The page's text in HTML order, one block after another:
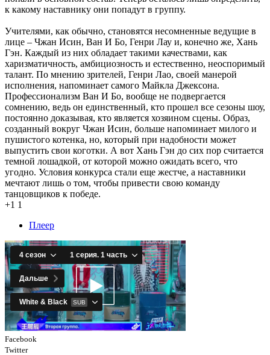
к какому наставнику они попадут в группу.
Учителями, как обычно, становятся несомненные ведущие в
лице – Чжан Исин, Ван И Бо, Генри Лау и, конечно же, Хань
Гэн. Каждый из них обладает такими качествами, как
харизматичность, амбициозность и естественно, неоспоримый
талант. По мнению зрителей, Генри Лао, своей манерой
исполнения, напоминает самого Майкла Джексона.
Профессионализм Ван И Бо, вообще не подвергается
сомнению, ведь он единственный, кто прошел все сезоны шоу,
постоянно доказывая, кто является хозяином сцены. Образ,
созданный вокруг Чжан Исин, больше напоминает милого и
пушистого котенка, но, который при надобности может
выпустить свои коготки. А вот Хань Гэн до сих пор считается
темной лошадкой, от которой можно ожидать всего, что
угодно. Условия конкурса стали еще жестче, а наставники
мечтают лишь о том, чтобы привести свою команду
танцовщиков к победе.
+1 1
Плеер
Facebook
Twitter